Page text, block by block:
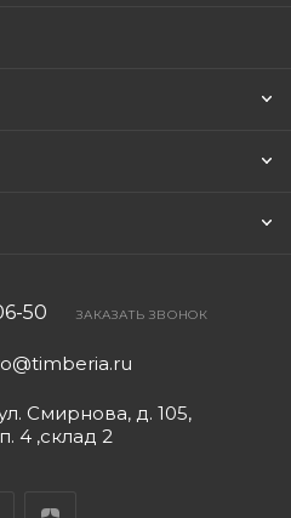
50 ЗАКАЗАТЬ ЗВОНОК
Смирнова, д. 105,
4 ,склад 2